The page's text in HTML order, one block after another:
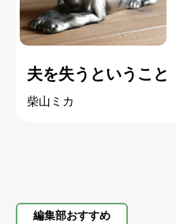
夫を失うということ
柴山ミカ
編集部おすすめ